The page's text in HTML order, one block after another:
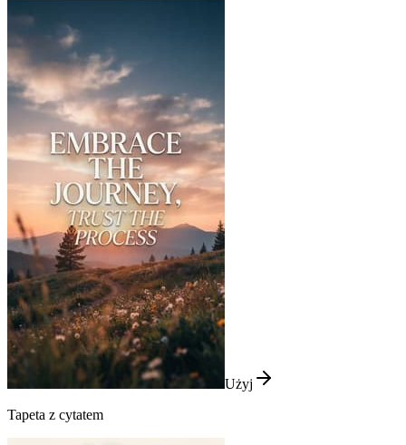
Użyj
Tapeta z cytatem